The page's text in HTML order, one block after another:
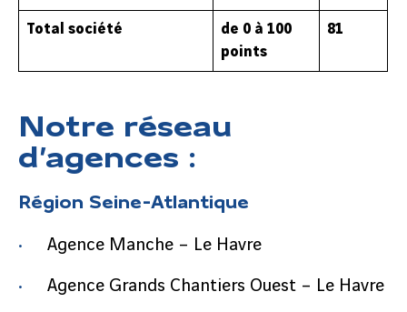
Total société
de 0 à 100
points
81
Notre réseau
d’agences :
Région Seine-Atlantique
Agence Manche – Le Havre
Agence Grands Chantiers Ouest – Le Havre